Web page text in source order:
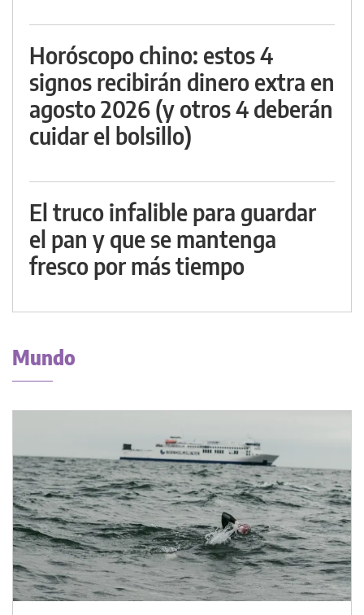
Horóscopo chino: estos 4
signos recibirán dinero extra en
agosto 2026 (y otros 4 deberán
cuidar el bolsillo)
El truco infalible para guardar
el pan y que se mantenga
fresco por más tiempo
Mundo